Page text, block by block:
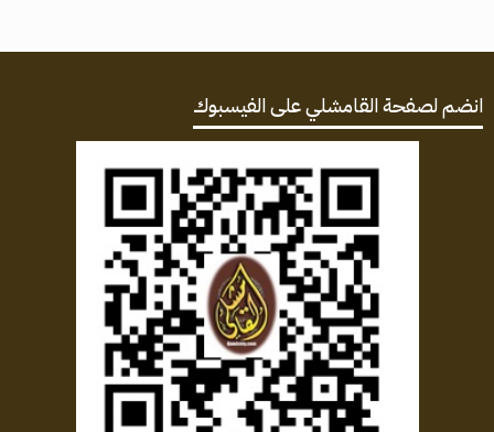
انضم لصفحة القامشلي على الفيسبوك